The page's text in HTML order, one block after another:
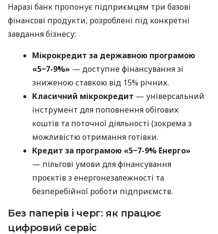
Наразі банк пропонує підприємцям три базові
фінансові продукти, розроблені під конкретні
завдання бізнесу:
Мікрокредит за державною програмою
«5−7-9%» — доступне фінансування зі
зниженою ставкою від 15% річних.
Класичний мікрокредит — універсальний
інструмент для поповнення обігових
коштів та поточної діяльності (зокрема з
можливістю отримання готівки.
Кредит за програмою «5−7-9% Енерго»
— пільгові умови для фінансування
проєктів з енергонезалежності та
безперебійної роботи підприємств.
Без паперів і черг: як працює
цифровий сервіс